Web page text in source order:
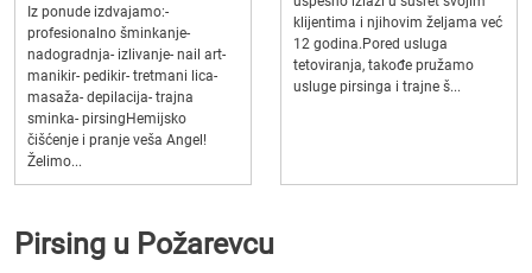
Iz ponude izdvajamo:-
profesionalno šminkanje-
nadogradnja- izlivanje- nail art-
manikir- pedikir- tretmani lica-
masaža- depilacija- trajna
sminka- pirsingHemijsko
čišćenje i pranje veša Angel!
Želimo...
klijentima i njihovim željama već
12 godina.Pored usluga
tetoviranja, takođe pružamo
usluge pirsinga i trajne š...
Pirsing u Požarevcu